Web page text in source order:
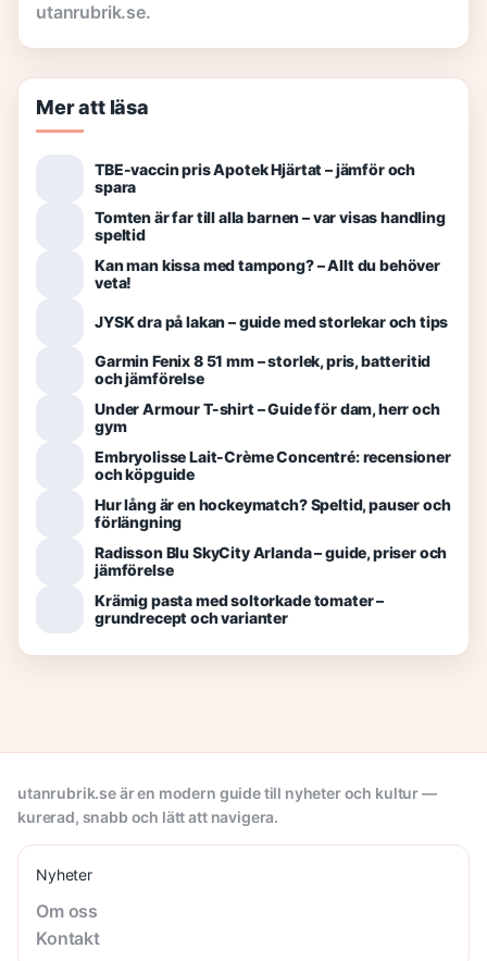
utanrubrik.se.
Mer att läsa
TBE-vaccin pris Apotek Hjärtat – jämför och
spara
Tomten är far till alla barnen – var visas handling
speltid
Kan man kissa med tampong? – Allt du behöver
veta!
JYSK dra på lakan – guide med storlekar och tips
Garmin Fenix 8 51 mm – storlek, pris, batteritid
och jämförelse
Under Armour T-shirt – Guide för dam, herr och
gym
Embryolisse Lait-Crème Concentré: recensioner
och köpguide
Hur lång är en hockeymatch? Speltid, pauser och
förlängning
Radisson Blu SkyCity Arlanda – guide, priser och
jämförelse
Krämig pasta med soltorkade tomater –
grundrecept och varianter
utanrubrik.se är en modern guide till nyheter och kultur —
kurerad, snabb och lätt att navigera.
Nyheter
Om oss
Kontakt